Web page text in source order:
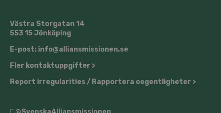
Västra Storgatan 14
553 15 Jönköping
E-post: info@alliansmissionen.se
Fler kontaktuppgifter >
Report irregularities / Rapportera oegentligheter >